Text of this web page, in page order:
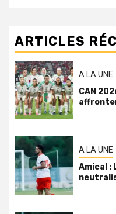
ARTICLES
A LA UNE
CAN
A LA UNE
Amical :